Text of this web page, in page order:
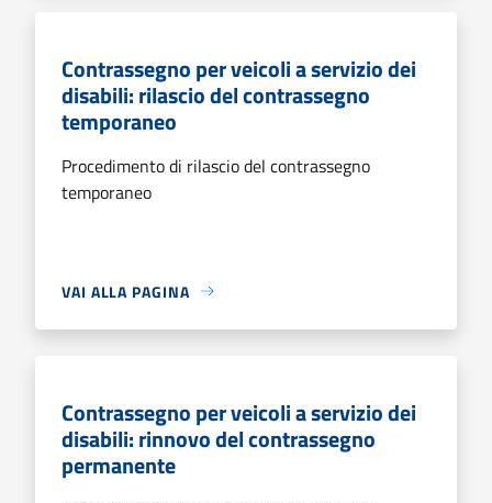
Contrassegno per veicoli a servizio dei
disabili: rilascio del contrassegno
temporaneo
Procedimento di rilascio del contrassegno
temporaneo
VAI ALLA PAGINA
Contrassegno per veicoli a servizio dei
disabili: rinnovo del contrassegno
permanente